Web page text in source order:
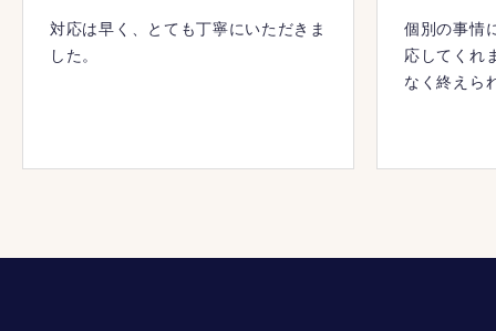
対応は早く、とても丁寧にいただきま
した。
個別の事情
応してくれ
なく終えら